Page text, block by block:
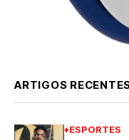
ARTIGOS
♦ESPORTES